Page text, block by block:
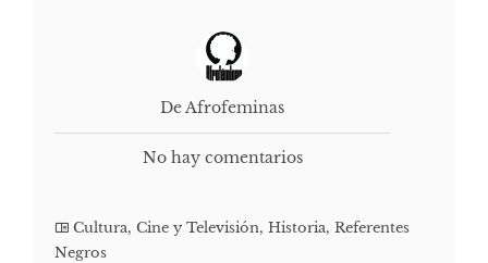
De Afrofeminas
No hay comentarios
Cultura, Cine y Televisión, Historia, Referentes
Negros